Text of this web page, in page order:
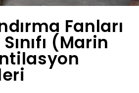
Fanları
(Marin